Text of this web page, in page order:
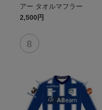
アー タオルマフラー
2,500円